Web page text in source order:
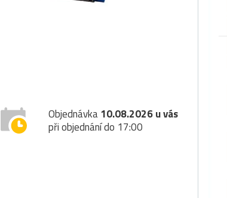
Objednávka10.08.2026 u vás
při objednání do 17:00